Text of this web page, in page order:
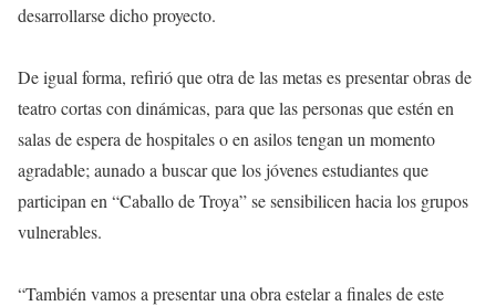
desarrollarse dicho proyecto.
De igual forma, refirió que otra de las metas es presentar obras de
teatro cortas con dinámicas, para que las personas que estén en
salas de espera de hospitales o en asilos tengan un momento
agradable; aunado a buscar que los jóvenes estudiantes que
participan en “Caballo de Troya” se sensibilicen hacia los grupos
vulnerables.
“También vamos a presentar una obra estelar a finales de este